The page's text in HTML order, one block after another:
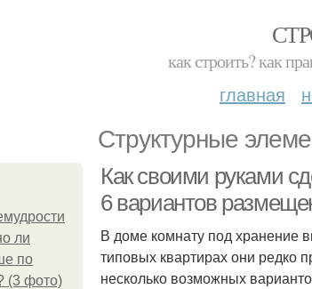
как строить? как
главная
Структурные
ли
по
(3 фото)
Как своими руками
6 вариантов
В доме комнату под хранение
типовых квартирах они редко
несколько возможных